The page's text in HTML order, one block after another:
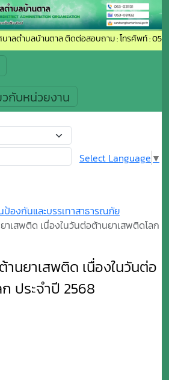
ำบลบ้านตาล ติดต่อสอบถาม : โทรศัพท์ : 053-
กับหน่วยงาน
Select Language ▼
องกันและบรรเทาสาธารณภัย
เสพติด เนื่องในวันต่อต้านยาเสพติดโลก
นยาเสพติด เนื่องในวันต่อ
ประจำปี 2568